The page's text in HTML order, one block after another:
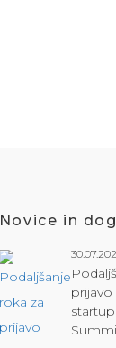
Novice in
prijavo